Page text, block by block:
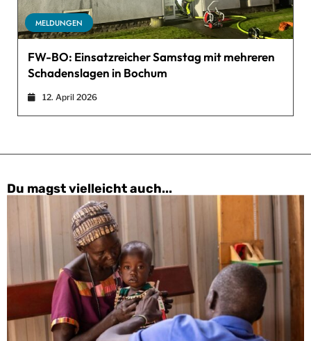
MELDUNGEN
FW-BO: Einsatzreicher Samstag mit mehreren
Schadenslagen in Bochum
12. April 2026
Du magst vielleicht auch...